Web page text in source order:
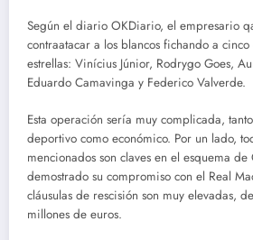
Según el diario OKDiario, el empresario
contraatacar a los blancos fichando a
estrellas: Vinícius Júnior, Rodrygo Goes,
Eduardo Camavinga y Federico Valverde.
Esta operación sería muy complicada,
deportivo como económico. Por un lado,
mencionados son claves en el esquema
demostrado su compromiso con el Real
cláusulas de rescisión son muy elevadas,
millones de euros.